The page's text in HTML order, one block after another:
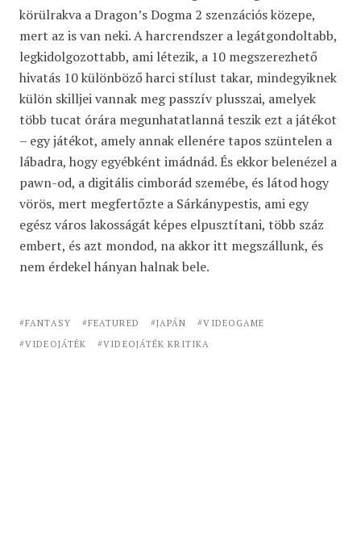
körülrakva a Dragon’s Dogma 2 szenzációs közepe,
mert az is van neki. A harcrendszer a legátgondoltabb,
legkidolgozottabb, ami létezik, a 10 megszerezhető
hivatás 10 különböző harci stílust takar, mindegyiknek
külön skilljei vannak meg passzív plusszai, amelyek
több tucat órára megunhatatlanná teszik ezt a játékot
– egy játékot, amely annak ellenére tapos szüntelen a
lábadra, hogy egyébként imádnád. És ekkor belenézel a
pawn-od, a digitális cimborád szemébe, és látod hogy
vörös, mert megfertőzte a Sárkánypestis, ami egy
egész város lakosságát képes elpusztítani, több száz
embert, és azt mondod, na akkor itt megszállunk, és
nem érdekel hányan halnak bele.
FANTASY FEATURED JAPÁN
VIDEOGAME
VIDEOJÁTÉK
VIDEOJÁTÉK KRITIKA